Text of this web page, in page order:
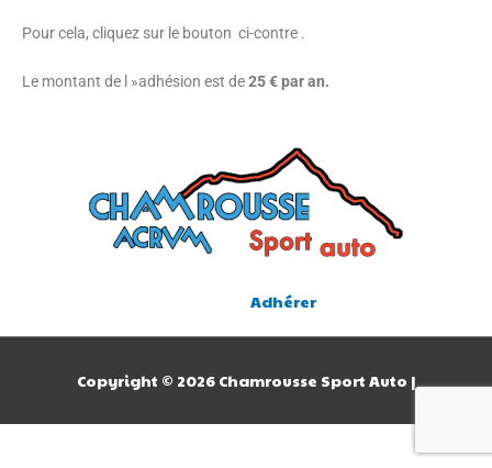
Pour cela, cliquez sur le bouton ci-contre .
Le montant de l »adhésion est de25 € par an.
Adhérer
Copyright © 2026 Chamrousse Sport Auto |